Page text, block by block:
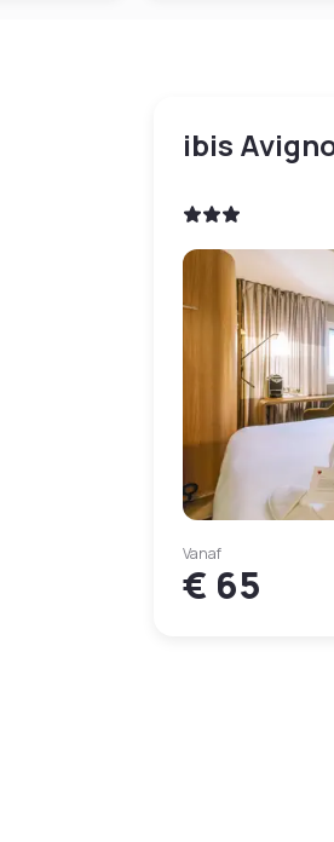
ibis
Vanaf
€ 65